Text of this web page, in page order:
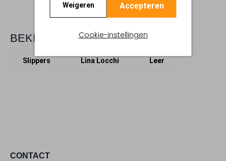
Weigeren Accepteren
Cookie-instellingen
BEKIJK MEER
Slippers Lina Locchi Leer
CONTACT